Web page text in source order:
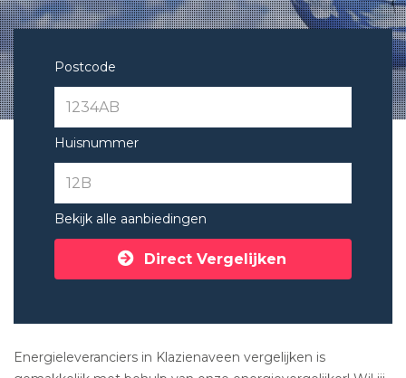
Postcode
Huisnummer
Bekijk alle aanbiedingen
Direct Vergelijken
Energieleveranciers in Klazienaveen vergelijken is